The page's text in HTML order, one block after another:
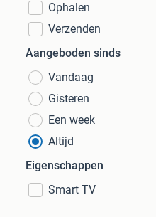
Ophalen
Verzenden
Aangeboden sinds
Vandaag
Gisteren
Een week
Altijd
Eigenschappen
Smart TV